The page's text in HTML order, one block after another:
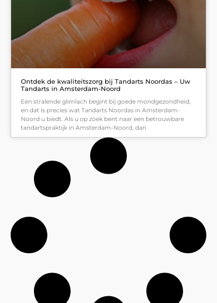
Ontdek de kwaliteitszorg bij Tandarts Noordas – Uw
Tandarts in Amsterdam-Noord
Een stralende glimlach begint bij goede mondgezondheid,
en dat is precies wat Tandarts Noordas in Amsterdam-
Noord u biedt. Als u op zoek bent naar een betrouwbare
tandartspraktijk in Amsterdam-Noord, dan